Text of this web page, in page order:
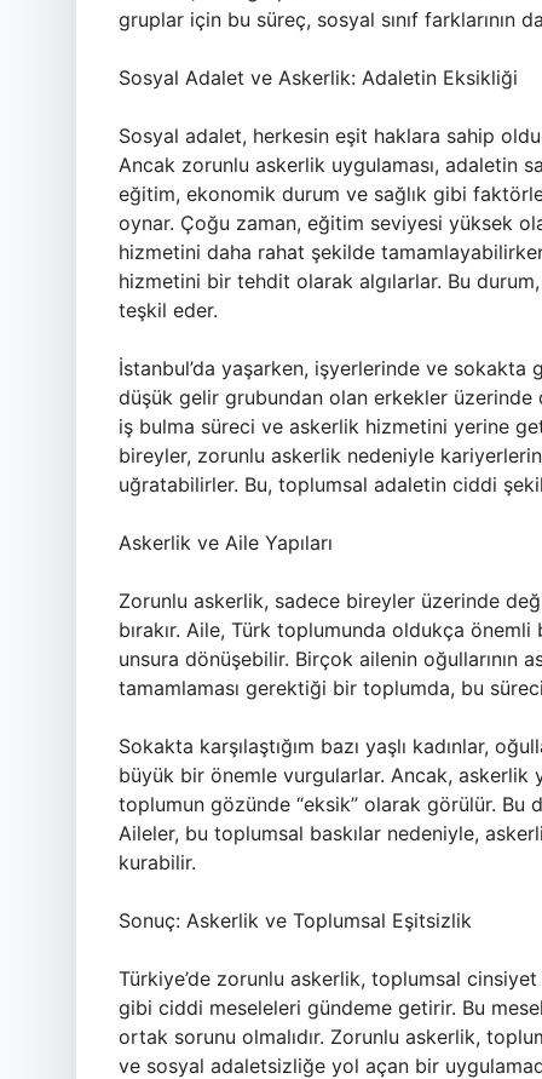
gruplar için bu süreç, sosyal sınıf farklarının
Sosyal Adalet ve Askerlik: Adaletin Eksikliği
Sosyal adalet, herkesin eşit haklara sahip
Ancak zorunlu askerlik uygulaması, adaletin
eğitim, ekonomik durum ve sağlık gibi
oynar. Çoğu zaman, eğitim seviyesi yüksek
hizmetini daha rahat şekilde
hizmetini bir tehdit olarak algılarlar. Bu
teşkil eder.
İstanbul’da yaşarken, işyerlerinde ve
düşük gelir grubundan olan erkekler
iş bulma süreci ve askerlik hizmetini yerine
bireyler, zorunlu askerlik nedeniyle
uğratabilirler. Bu, toplumsal adaletin ciddi
Askerlik ve Aile Yapıları
Zorunlu askerlik, sadece bireyler üzerinde
bırakır. Aile, Türk toplumunda oldukça
unsura dönüşebilir. Birçok ailenin oğullarının
tamamlaması gerektiği bir toplumda, bu
Sokakta karşılaştığım bazı yaşlı kadınlar,
büyük bir önemle vurgularlar. Ancak,
toplumun gözünde “eksik” olarak görülür.
Aileler, bu toplumsal baskılar nedeniyle,
kurabilir.
Sonuç: Askerlik ve Toplumsal Eşitsizlik
Türkiye’de zorunlu askerlik, toplumsal
gibi ciddi meseleleri gündeme getirir. Bu
ortak sorunu olmalıdır. Zorunlu askerlik,
ve sosyal adaletsizliğe yol açan bir